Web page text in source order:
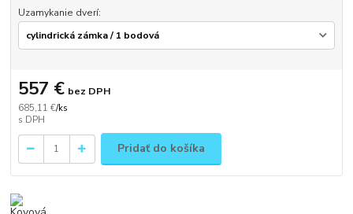
Uzamykanie dverí:
685,11 €/ks
557 € bez DPH
Pridať do košíka